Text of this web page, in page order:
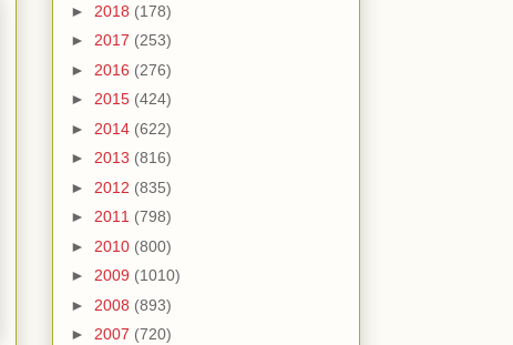
► 2018 (178)
► 2017 (253)
► 2016 (276)
► 2015 (424)
► 2014 (622)
► 2013 (816)
► 2012 (835)
► 2011 (798)
► 2010 (800)
► 2009 (1010)
► 2008 (893)
► 2007 (720)